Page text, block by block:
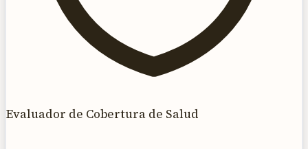
Evaluador de Cobertura de Salud